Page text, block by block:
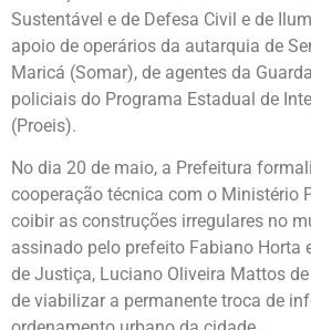
Sustentável e de Defesa Civil e de
apoio de operários da autarquia de
Maricá (Somar), de agentes da
policiais do Programa Estadual de
(Proeis).
No dia 20 de maio, a Prefeitura
cooperação técnica com o Ministério
coibir as construções irregulares no
assinado pelo prefeito Fabiano Horta
de Justiça, Luciano Oliveira Mattos
de viabilizar a permanente troca de